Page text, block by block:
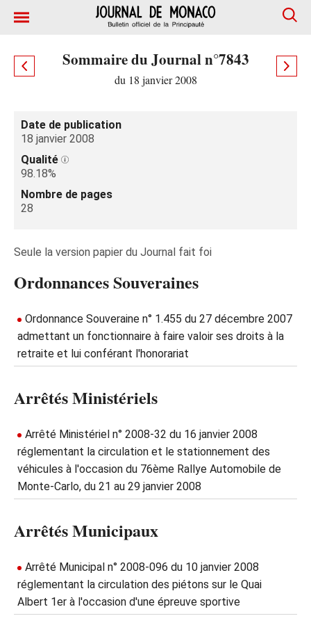
Sommaire du Journal n°7843
du 18 janvier 2008
Date de publication
18 janvier 2008
Qualité
98.18%
Nombre de pages
28
Seule la version papier du Journal fait foi
Ordonnances Souveraines
Ordonnance Souveraine n° 1.455 du 27 décembre 2007
admettant un fonctionnaire à faire valoir ses droits à la
retraite et lui conférant l'honorariat
Arrêtés Ministériels
Arrêté Ministériel n° 2008-32 du 16 janvier 2008
réglementant la circulation et le stationnement des
véhicules à l'occasion du 76ème Rallye Automobile de
Monte-Carlo, du 21 au 29 janvier 2008
Arrêtés Municipaux
Arrêté Municipal n° 2008-096 du 10 janvier 2008
réglementant la circulation des piétons sur le Quai
Albert 1er à l'occasion d'une épreuve sportive